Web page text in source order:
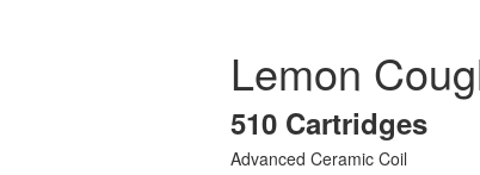
Lemon
510 Cartridges
Advanced Ceramic Coil